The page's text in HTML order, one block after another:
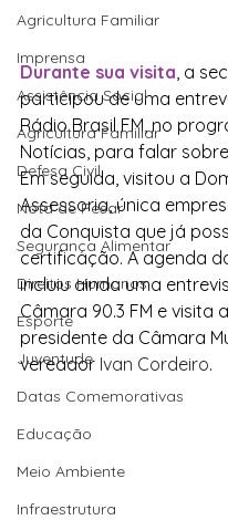
Agricultura Familiar
Imprensa
Assistência Social
Agricultura Familiar
Defesa Civil
Nota de Pesar
Segurança Alimentar
Direitos Humanos
Esporte
Juventude
Datas Comemorativas
Educação
Meio Ambiente
Infraestrutura
Durante sua visita, a
participou de uma
Rádio Brasil FM, no
Notícias, para falar sobre
Em seguida, visitou a
Assessoria, única
da Conquista que já
certificação. A agenda
incluiu ainda uma
Câmara 90.3 FM e visita
presidente da Câmara
vereador Ivan Cordeiro.